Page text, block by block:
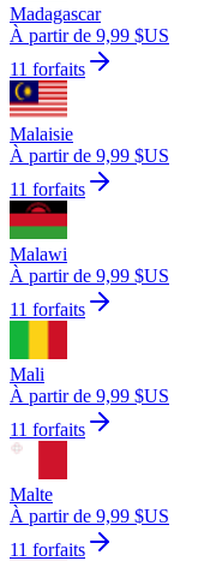
Madagascar
À partir de 9,99 $US
11 forfaits
Malaisie
À partir de 9,99 $US
11 forfaits
Malawi
À partir de 9,99 $US
11 forfaits
Mali
À partir de 9,99 $US
11 forfaits
Malte
À partir de 9,99 $US
11 forfaits